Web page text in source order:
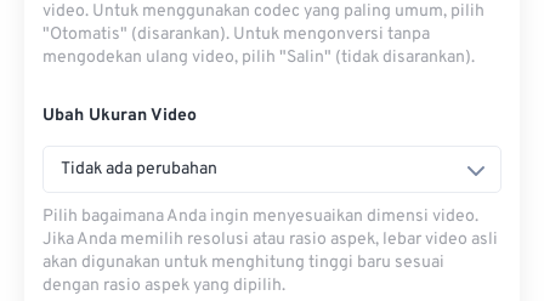
video. Untuk menggunakan codec yang paling umum, pilih
"Otomatis" (disarankan). Untuk mengonversi tanpa
mengodekan ulang video, pilih "Salin" (tidak disarankan).
Ubah Ukuran Video
Tidak ada perubahan
Pilih bagaimana Anda ingin menyesuaikan dimensi video.
Jika Anda memilih resolusi atau rasio aspek, lebar video asli
akan digunakan untuk menghitung tinggi baru sesuai
dengan rasio aspek yang dipilih.